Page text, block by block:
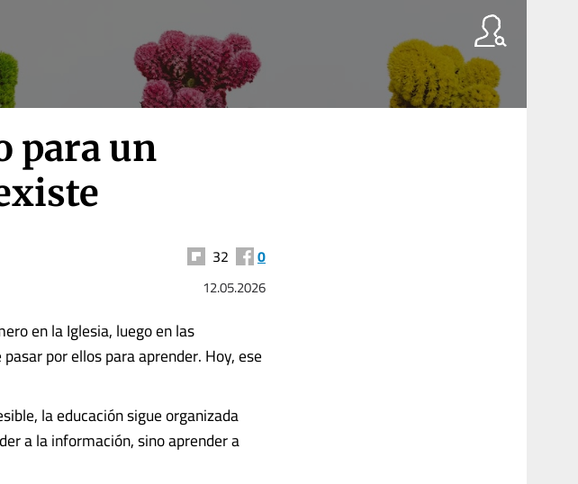
para un
32 0
12.05.2026
en la Iglesia, luego en las
por ellos para aprender. Hoy, ese
la educación sigue organizada
a la información, sino aprender a